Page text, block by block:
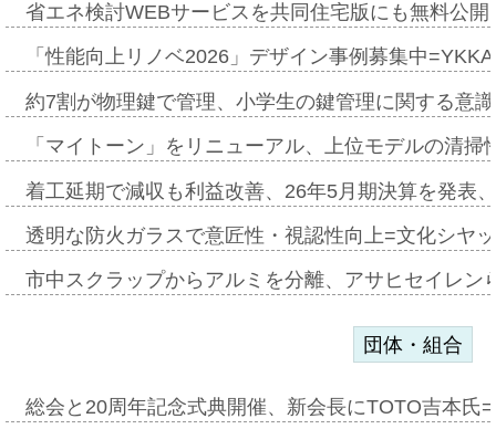
省エネ検討WEBサービスを共同住宅版にも無料公
「性能向上リノベ2026」デザイン事例募集中
約7割が物理鍵で管理、小学生の鍵管理に関する意
「マイトーン」をリニューアル、上位モデルの清
着工延期で減収も利益改善、26年5月期決算を発表
透明な防火ガラスで意匠性・視認性向上=文化シヤ
市中スクラップからアルミを分離、アサヒセイレ
団体・組合
総会と20周年記念式典開催、新会長にTOTO吉本氏